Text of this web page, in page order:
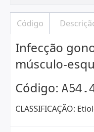
Infecção
músculo-
Código:
CLASSIFICAÇÃO: